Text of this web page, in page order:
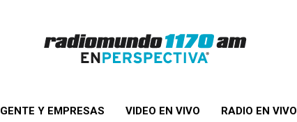
GENTE Y EMPRESAS VIDEO EN VIVO RADIO EN VIVO